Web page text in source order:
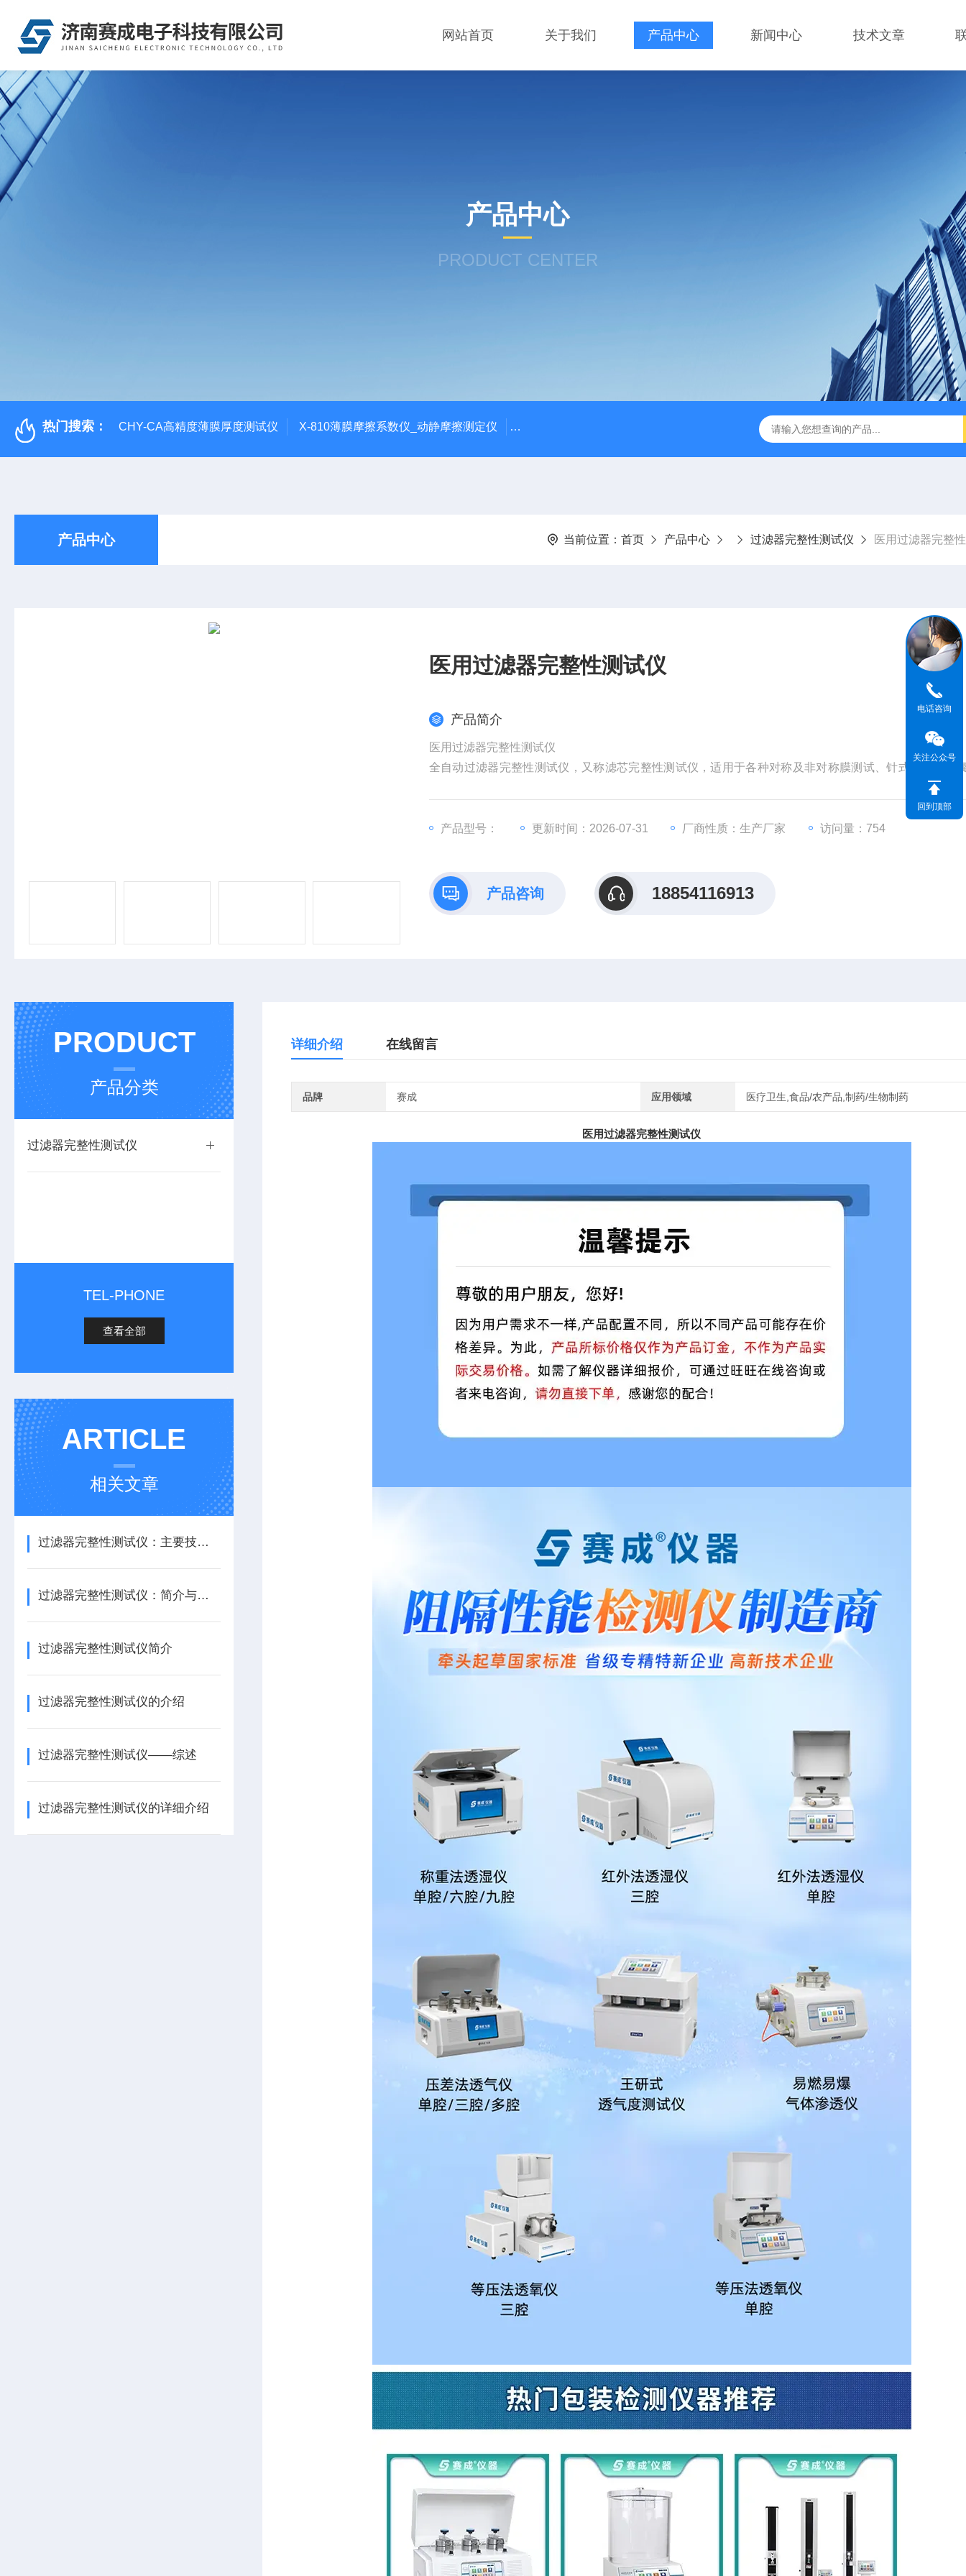
网站首页 关于我们 产品中心 新闻中心 技术文章
产品中心
PRODUCT CENTER
热门搜索： CHY-CA高精度薄膜厚度测试仪 X-810薄膜摩擦系数仪_动静摩擦测定仪 SCK-H玻璃瓶耐热冲击检测仪 赛成仪器 密封测漏仪 密封检测设备
产品中心 当前位置： 首页 产品中心 过滤器完整性测试仪 医用过滤器完整
医用过滤器完整性测试仪
产品简介
医用过滤器完整性测试仪
全自动过滤器完整性测试仪，又称滤芯完整性测试仪，适用于各种对称及非对称膜测试、针式过滤器、
滤器、平板过滤器、筒式过滤器、超滤膜包、超滤柱、各种不规则过滤器的完整性测试。涵盖现有滤器
检测的多种测试方法，如基本泡点检测、增强泡点检测、扩散流检测、压力衰减测试以及手动泡点测试
满足我国药典及GMP规范中对除菌过滤器进行验证的要求，亦能为美国FDA认证提供依据。
产品型号： 更新时间：2026-07-31 厂商性质：生产厂家 访问量：754
产品咨询 18854116913
PRODUCT
产品分类
过滤器完整性测试仪
TEL-PHONE
查看全部
ARTICLE
相关文章
过滤器完整性测试仪：主要技术参数
过滤器完整性测试仪：简介与应用
过滤器完整性测试仪简介
过滤器完整性测试仪的介绍
过滤器完整性测试仪——综述
过滤器完整性测试仪的详细介绍
详细介绍 在线留言
品牌 赛成 应用领域 医疗卫生,食品/农产品,制药/生物制药
医用过滤器完整性测试仪
电话咨询
关注公众号
回到顶部